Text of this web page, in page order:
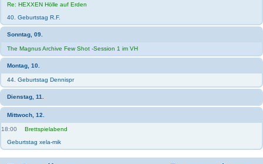
Re: HEXXEN Hölle auf Erden
40. Geburtstag R.F.
Sonntag, 09.
The Magnus Archive Few Shot -Session 1 im VH
Montag, 10.
44. Geburtstag Dennispr
Dienstag, 11.
Mittwoch, 12.
18:00
Brettspielabend
Geburtstag xela-mik